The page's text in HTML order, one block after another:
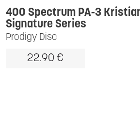
Prodigy Disc
400 Spectrum PA-3
Signature Series
22.90 €